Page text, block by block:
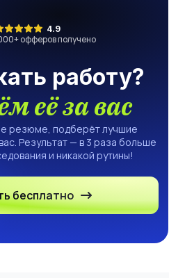
4.9
+ офферов получено
работу?
её за вас
резюме, подберёт лучшие
Результат — в 3 раза больше
и никакой рутины!
бесплатно